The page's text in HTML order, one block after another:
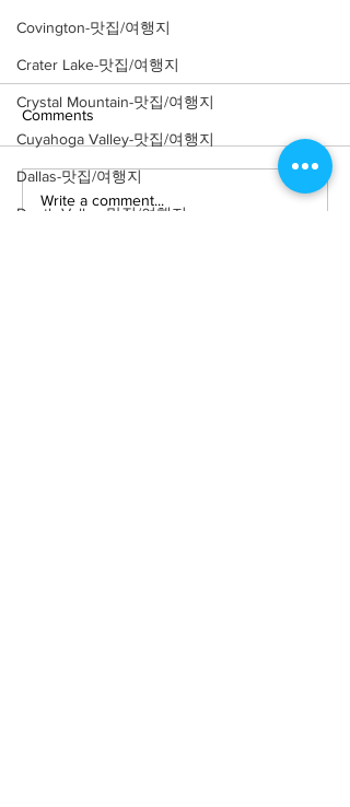
Covington-맛집/여행지
Crater Lake-맛집/여행지
Crystal Mountain-맛집/여행지
Cuyahoga Valley-맛집/여행지
Dallas-맛집/여행지
Death Valley-맛집/여행지
Comments
Write a comment...